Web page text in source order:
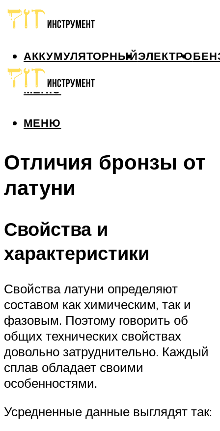
АККУМУЛЯТОРНЫЙЭЛЕКТРО
МЕНЮ
МЕНЮ
Отличия бронзы от
латуни
Свойства и
характеристики
Свойства латуни определяют
составом как химическим, так и
фазовым. Поэтому говорить об
общих технических свойствах
довольно затруднительно. Каждый
сплав обладает своими
особенностями.
Усредненные данные выглядят так: